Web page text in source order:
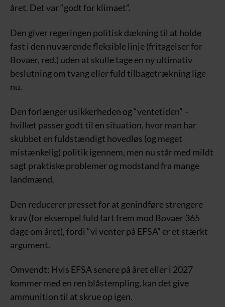
året. Det var “godt for klimaet”.
Den giver regeringen politisk dækning til at holde
fast i den nuværende fleksible linje (fritagelser for
Bovaer, red.) uden at skulle tage en ny ultimativ
beslutning om tvang eller fuld tilbagetrækning lige
nu.
Den forlænger usikkerheden og “ventetiden” –
hvilket passer godt til en situation, hvor man har
skubbet en fuldstændigt hovedløs (og meget
mistænkelig) politik igennem, men nu står med mildt
sagt praktiske problemer og modstand fra mange
landmænd.
Den reducerer presset for at genindføre strengere
krav (for eksempel fuld fart frem mod Bovaer 365
dage om året), fordi “vi venter på EFSA” er et stærkt
argument.
Omvendt: Hvis EFSA senere på året eller i 2027
kommer med en ren blåstempling, kan det give
ammunition til at skrue op igen.